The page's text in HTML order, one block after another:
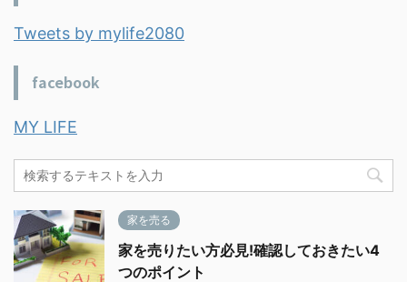
Tweets by mylife2080
facebook
MY LIFE
家を売る
家を売りたい方必見!確認しておきたい4
つのポイント